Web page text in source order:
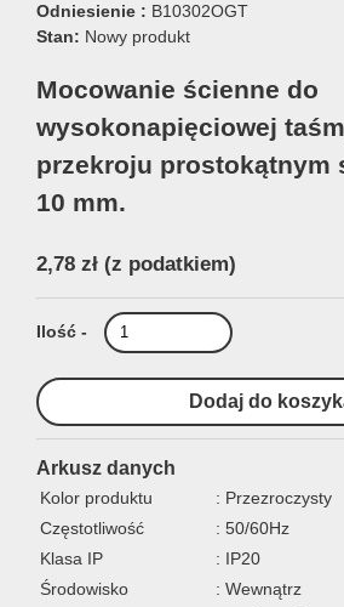
Odniesienie : B10302OGT
Stan: Nowy produkt
Mocowanie ścienne do
wysokonapięciowej
przekroju prostokątnym
10 mm.
2,78 zł (z podatkiem)
Ilość -
Arkusz danych
Kolor produktu
: Przezroczysty
Częstotliwość
: 50/60Hz
Klasa IP
: IP20
Środowisko
: Wewnątrz